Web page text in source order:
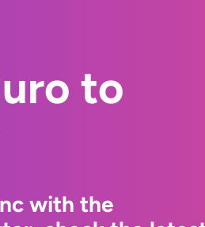
to
with the